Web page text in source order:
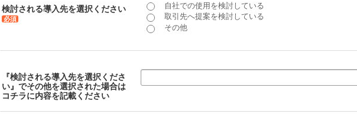
検討される導入先を選択ください
必須
自社での使用を検討している
取引先へ提案を検討している
その他
『検討される導入先を選択くださ
い』でその他を選択された場合は
コチラに内容を記載ください